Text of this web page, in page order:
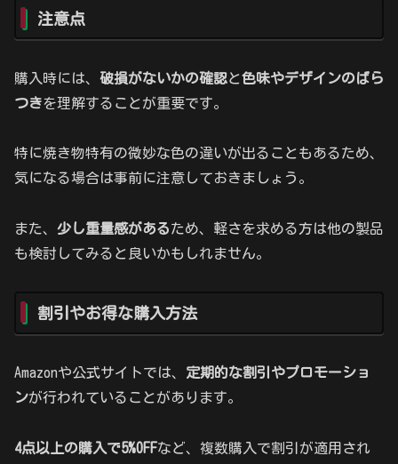
注意点
購入時には、 破損がないかの確認と色味やデザインのばら
つきを理解することが重要です。
特に焼き物特有の微妙な色の違いが出ることもあるため、
気になる場合は事前に注意しておきましょう。
また、 少し重量感があるため、軽さを求める方は他の製品
も検討してみると良いかもしれません。
割引やお得な購入方法
Amazonや公式サイトでは、 定期的な割引やプロモーショ
ンが行われていることがあります。
4点以上の購入で5%OFFなど、複数購入で割引が適用され